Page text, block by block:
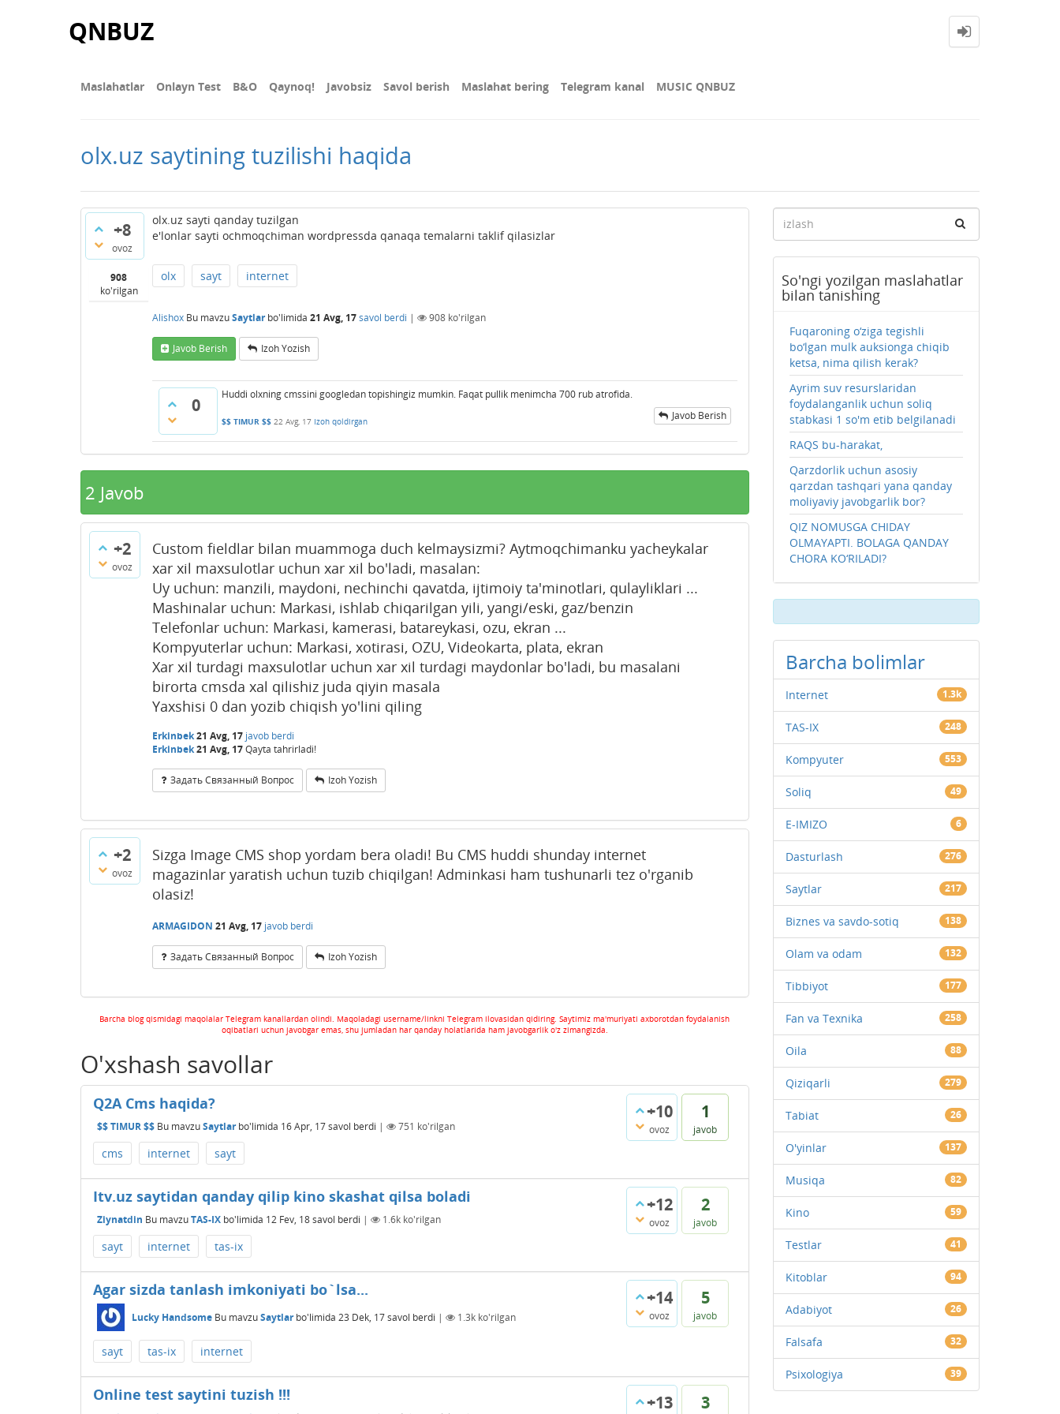
QNBUZ
Maslahatlar Onlayn Test В&О Qaynoq! Javobsiz Savol berish Maslahat bering Telegram kanal MUSIC QNBUZ
olx.uz saytining tuzilishi haqida
+8
ovoz
908
ko'rilgan
olx.uz sayti qanday tuzilgan
e'lonlar sayti ochmoqchiman wordpressda qanaqa temalarni taklif qilasizlar
olx sayt internet
Alishox Bu mavzuSaytlarbo'limida 21 Avg, 17savol berdi | 908 ko'rilgan
Javob Berish Izoh Yozish
0
Huddi olxning cmssini googledan topishingiz mumkin. Faqat pullik menimcha 700 rub atrofida.
$$ TIMUR $$ 22 Avg, 17 Izoh qoldirgan Javob Berish
2 Javob
+2
ovoz
Custom fieldlar bilan muammoga duch kelmaysizmi? Aytmoqchimanku yacheykalar
xar xil maxsulotlar uchun xar xil bo'ladi, masalan:
Uy uchun: manzili, maydoni, nechinchi qavatda, ijtimoiy ta'minotlari, qulayliklari ...
Mashinalar uchun: Markasi, ishlab chiqarilgan yili, yangi/eski, gaz/benzin
Telefonlar uchun: Markasi, kamerasi, batareykasi, ozu, ekran ...
Kompyuterlar uchun: Markasi, xotirasi, OZU, Videokarta, plata, ekran
Xar xil turdagi maxsulotlar uchun xar xil turdagi maydonlar bo'ladi, bu masalani
birorta cmsda xal qilishiz juda qiyin masala
Yaxshisi 0 dan yozib chiqish yo'lini qiling
Erkinbek21 Avg, 17 javob berdi
Erkinbek21 Avg, 17Qayta tahrirladi!
Задать Связанный Вопрос Izoh Yozish
+2
ovoz
Sizga Image CMS shop yordam bera oladi! Bu CMS huddi shunday internet
magazinlar yaratish uchun tuzib chiqilgan! Adminkasi ham tushunarli tez o'rganib
olasiz!
ARMAGIDON 21 Avg, 17 javob berdi
Задать Связанный Вопрос Izoh Yozish
Barcha blog qismidagi maqolalar Telegram kanallardan olindi. Maqoladagi username/linkni Telegram ilovasidan qidiring. Saytimiz ma'muriyati axborotdan foydalanish
oqibatlari uchun javobgar emas, shu jumladan har qanday holatlarida ham javobgarlik o'z zimangizda.
O'xshash savollar
+10
ovoz
1
javob
Q2A Cms haqida?
$$ TIMUR $$ Bu mavzuSaytlarbo'limida 16 Apr, 17savol berdi | 751 ko'rilgan
cms internet sayt
+12
ovoz
2
javob
Itv.uz saytidan qanday qilip kino skashat qilsa boladi
Ziynatdin Bu mavzuTAS-IX bo'limida 12 Fev, 18savol berdi | 1.6k ko'rilgan
sayt internet tas-ix
+14
ovoz
5
javob
Agar sizda tanlash imkoniyati bo`lsa...
Lucky Handsome Bu mavzuSaytlarbo'limida 23 Dek, 17savol berdi | 1.3k ko'rilgan
sayt tas-ix internet
+13 3
Online test saytini tuzish !!!
So'ngi yozilgan maslahatlar
bilan tanishing
Fuqaroning o‘ziga tegishli
bo‘lgan mulk auksionga chiqib
ketsa, nima qilish kerak?
Ayrim suv resurslaridan
foydalanganlik uchun soliq
stabkasi 1 so'm etib belgilanadi
RAQS bu-harakat,
Qarzdorlik uchun asosiy
qarzdan tashqari yana qanday
moliyaviy javobgarlik bor?
QIZ NOMUSGA CHIDAY
OLMAYAPTI. BOLAGA QANDAY
CHORA KO‘RILADI?
Barcha bolimlar
Internet 1.3k
TAS-IX 248
Kompyuter 553
Soliq 49
E-IMIZO 6
Dasturlash 276
Saytlar 217
Biznes va savdo-sotiq 138
Olam va odam 132
Tibbiyot 177
Fan va Texnika 258
Oila 88
Qiziqarli 279
Tabiat 26
O'yinlar 137
Musiqa 82
Kino 59
Testlar 41
Kitoblar 94
Adabiyot 26
Falsafa 32
Psixologiya 39